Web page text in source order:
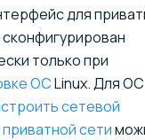
для
только при
ОСLinux. Для ОС
сетевой
сети